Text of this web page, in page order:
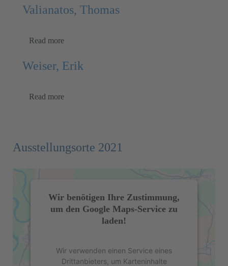
Valianatos, Thomas
Read more
Weiser, Erik
Read more
Ausstellungsorte 2021
Wir benötigen Ihre Zustimmung,
um den Google Maps-Service zu
laden!
Wir verwenden einen Service eines
Drittanbieters, um Karteninhalte